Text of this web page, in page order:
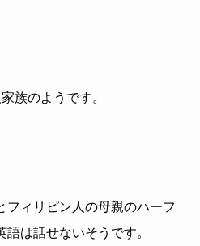
族のようです。
フィリピン人の母親のハーフ
は話せないそうです。